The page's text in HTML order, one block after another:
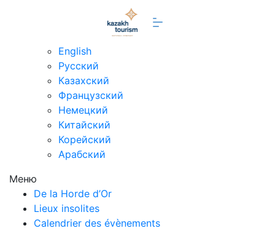
English
Русский
Казахский
Французский
Немецкий
Китайский
Корейский
Арабский
Меню
De la Horde d’Or
Lieux insolites
Calendrier des évènements